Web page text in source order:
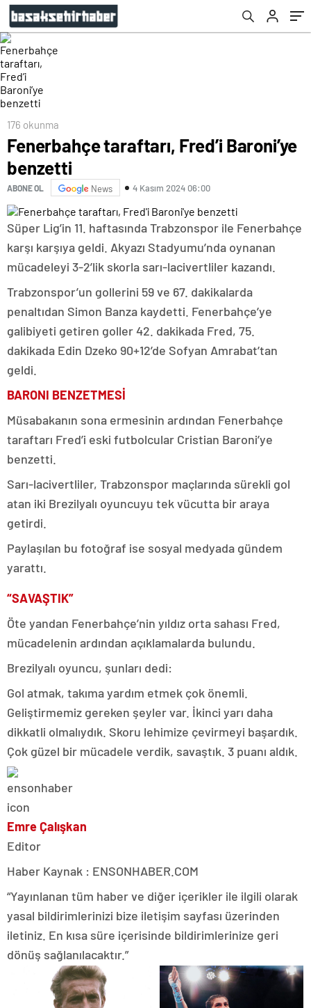
176 okunma
Fenerbahçe taraftarı, Fred’i Baroni’ye
benzetti
ABONE OL News 4 Kasım 2024 06:00
Süper Lig’in 11. haftasında Trabzonspor ile Fenerbahçe
karşı karşıya geldi. Akyazı Stadyumu’nda oynanan
mücadeleyi 3-2’lik skorla sarı-lacivertliler kazandı.
Trabzonspor’un gollerini 59 ve 67. dakikalarda
penaltıdan Simon Banza kaydetti. Fenerbahçe’ye
galibiyeti getiren goller 42. dakikada Fred, 75.
dakikada Edin Dzeko 90+12’de Sofyan Amrabat’tan
geldi.
BARONI BENZETMESİ
Müsabakanın sona ermesinin ardından Fenerbahçe
taraftarı Fred’i eski futbolcular Cristian Baroni’ye
benzetti.
Sarı-lacivertliler, Trabzonspor maçlarında sürekli gol
atan iki Brezilyalı oyuncuyu tek vücutta bir araya
getirdi.
Paylaşılan bu fotoğraf ise sosyal medyada gündem
yarattı.
“SAVAŞTIK”
Öte yandan Fenerbahçe’nin yıldız orta sahası Fred,
mücadelenin ardından açıklamalarda bulundu.
Brezilyalı oyuncu, şunları dedi:
Gol atmak, takıma yardım etmek çok önemli.
Geliştirmemiz gereken şeyler var. İkinci yarı daha
dikkatli olmalıydık. Skoru lehimize çevirmeyi başardık.
Çok güzel bir mücadele verdik, savaştık. 3 puanı aldık.
Emre Çalışkan
Editor
Haber Kaynak : ENSONHABER.COM
“Yayınlanan tüm haber ve diğer içerikler ile ilgili olarak
yasal bildirimlerinizi bize iletişim sayfası üzerinden
iletiniz. En kısa süre içerisinde bildirimlerinize geri
dönüş sağlanılacaktır.”